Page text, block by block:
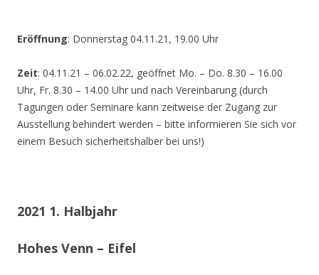
Eröffnung: Donnerstag 04.11.21, 19.00 Uhr
Zeit: 04.11.21 – 06.02.22, geöffnet Mo. – Do. 8.30 – 16.00
Uhr, Fr. 8.30 – 14.00 Uhr und nach Vereinbarung (durch
Tagungen oder Seminare kann zeitweise der Zugang zur
Ausstellung behindert werden – bitte informieren Sie sich vor
einem Besuch sicherheitshalber bei uns!)
2021 1. Halbjahr
Hohes Venn – Eifel